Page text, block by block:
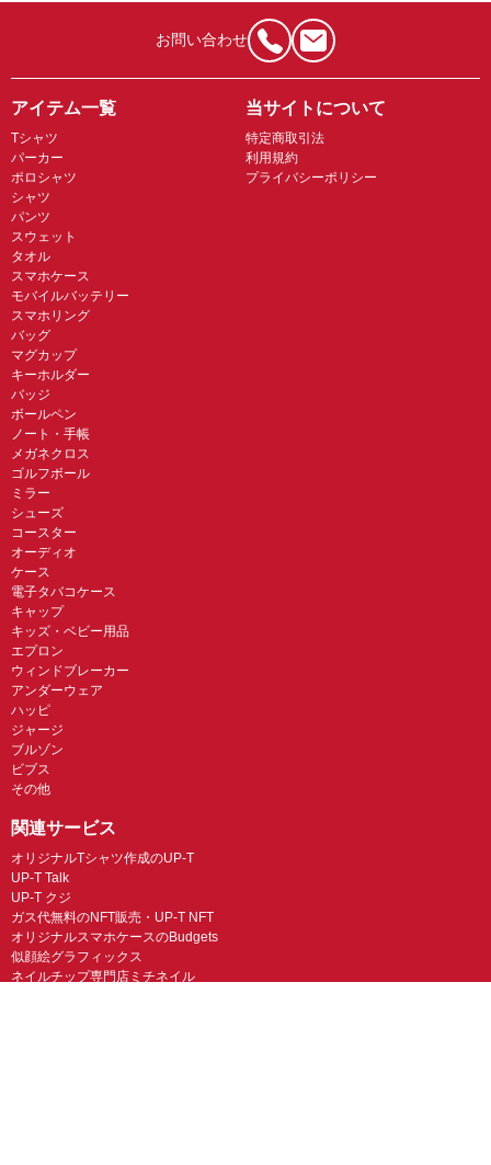
お問い合わせ
アイテム一覧
Tシャツ
パーカー
ポロシャツ
シャツ
パンツ
スウェット
タオル
スマホケース
モバイルバッテリー
スマホリング
バッグ
マグカップ
キーホルダー
バッジ
ボールペン
ノート・手帳
メガネクロス
ゴルフボール
ミラー
シューズ
コースター
オーディオ
ケース
電子タバコケース
キャップ
キッズ・ベビー用品
エプロン
ウィンドブレーカー
アンダーウェア
ハッピ
ジャージ
ブルゾン
ビブス
その他
当サイトについて
特定商取引法
利用規約
プライバシーポリシー
関連サービス
オリジナルTシャツ作成のUP-T
UP-T Talk
UP-T クジ
ガス代無料のNFT販売・UP-T NFT
オリジナルスマホケースのBudgets
似顔絵グラフィックス
ネイルチップ専門店ミチネイル